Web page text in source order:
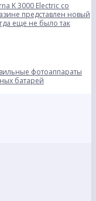
K 3000 Electric со
представлен новый
еще не было так
фотоаппараты
батарей